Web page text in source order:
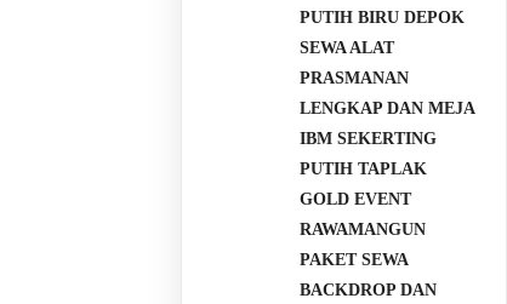
PUTIH BIRU DEPOK
SEWA ALAT
PRASMANAN
LENGKAP DAN MEJA
IBM SEKERTING
PUTIH TAPLAK
GOLD EVENT
RAWAMANGUN
PAKET SEWA
BACKDROP DAN